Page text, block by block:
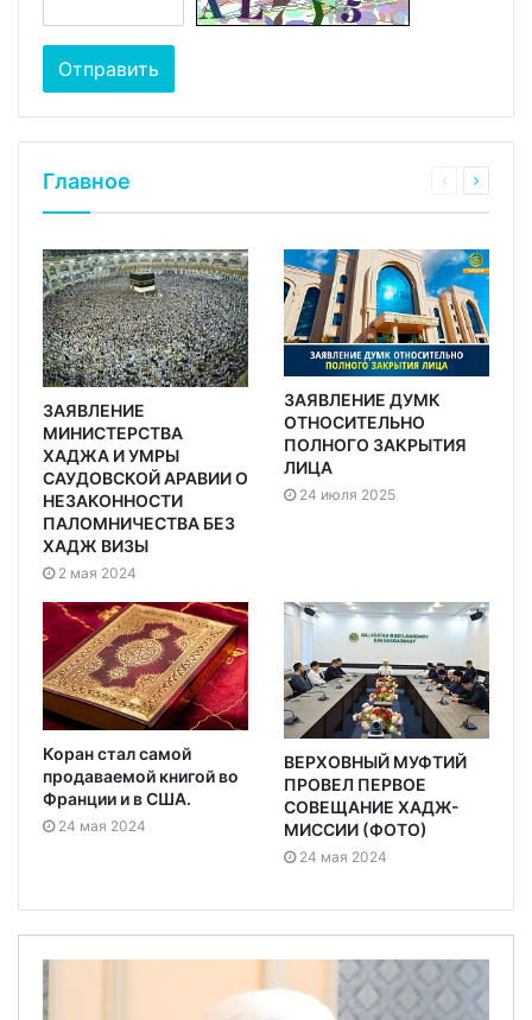
Главное
ЗАЯВЛЕНИЕ
МИНИСТЕРСТВА
ХАДЖА И УМРЫ
САУДОВСКОЙ АРАВИИ О
НЕЗАКОННОСТИ
ПАЛОМНИЧЕСТВА БЕЗ
ХАДЖ ВИЗЫ
2 мая 2024
ЗАЯВЛЕНИЕ ДУМК
ОТНОСИТЕЛЬНО
ПОЛНОГО ЗАКРЫТИЯ
ЛИЦА
24 июля 2025
Коран стал самой
продаваемой книгой во
Франции и в США.
24 мая 2024
ВЕРХОВНЫЙ МУФТИЙ
ПРОВЕЛ ПЕРВОЕ
СОВЕЩАНИЕ ХАДЖ-
МИССИИ (ФОТО)
24 мая 2024